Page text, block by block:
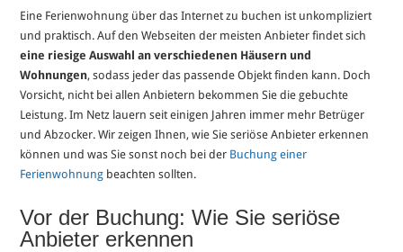
Eine Ferienwohnung über das Internet zu buchen ist unkompliziert
und praktisch. Auf den Webseiten der meisten Anbieter findet sich
eine riesige Auswahl an verschiedenen Häusern und
Wohnungen, sodass jeder das passende Objekt finden kann. Doch
Vorsicht, nicht bei allen Anbietern bekommen Sie die gebuchte
Leistung. Im Netz lauern seit einigen Jahren immer mehr Betrüger
und Abzocker. Wir zeigen Ihnen, wie Sie seriöse Anbieter erkennen
können und was Sie sonst noch bei der Buchung einer
Ferienwohnung beachten sollten.
Vor der Buchung: Wie Sie seriöse
Anbieter erkennen